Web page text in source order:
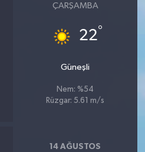
ÇARŞAMBA
22°
Güneşli
Nem: %54
Rüzgar: 5.61 m/s
14 AĞUSTOS